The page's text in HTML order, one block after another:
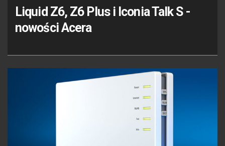
Liquid Z6, Z6 Plus i Iconia Talk S -
nowości Acera